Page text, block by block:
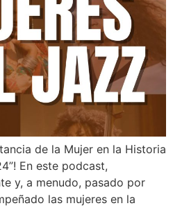
de la Mujer en la Historia
En este podcast,
y, a menudo, pasado por
las mujeres en la